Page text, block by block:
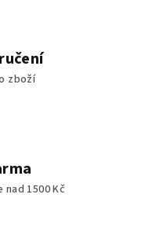
zboží
1500 Kč